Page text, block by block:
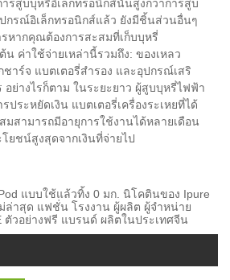
รสูบบุหรี่อิเล็กทรอนิกส์นั้นสูงกว่าการสูบ
กรณ์อิเล็กทรอนิกส์แล้ว ยังมีชิ้นส่วนอื่นๆ
หากคุณต้องการสะสมที่เก็บบุหรี่
น ค่าใช้จ่ายเหล่านี้รวมถึง: ของเหลว
ชาร์จ แบตเตอรี่สำรอง และอุปกรณ์เสริ
ย่างไรก็ตาม ในระยะยาว ผู้สูบบุหรี่ไฟฟ้า
ประหยัดเงิน แบตเตอรี่เครื่องระเหยที่ได้
มสามารถมีอายุการใช้งานได้หลายเดือน
ยชน์สูงสุดจากเงินที่จ่ายไป
แบบใช้แล้วทิ้ง 0 มก. นิโคตินของ Ipure
ล่าสุด แฟชั่น โรงงาน ผู้ผลิต ผู้จำหน่าย
ตัวอย่างฟรี แบรนด์ ผลิตในประเทศจีน